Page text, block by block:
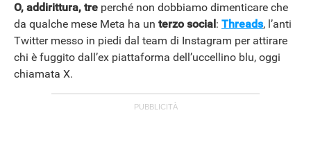
O, addirittura, tre perché non dobbiamo dimenticare che
da qualche mese Meta ha un terzo social : Threads, l’anti
Twitter messo in piedi dal team di Instagram per attirare
chi è fuggito dall’ex piattaforma dell’uccellino blu, oggi
chiamata X.